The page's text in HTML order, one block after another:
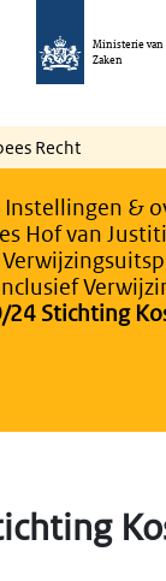
Ministerie
Zaken
Recht
Instellingen &
Hof van
24 Stichting